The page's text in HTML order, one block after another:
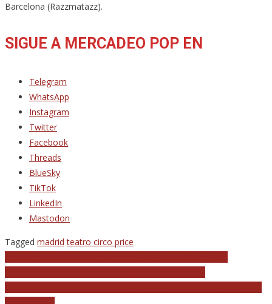
Barcelona (Razzmatazz).
SIGUE A MERCADEO POP EN
Telegram
WhatsApp
Instagram
Twitter
Facebook
Threads
BlueSky
TikTok
LinkedIn
Mastodon
Tagged madrid teatro circo price
de
entradas